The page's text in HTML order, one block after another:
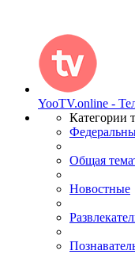
YooTV.online -
Категории
Общая
Новостные